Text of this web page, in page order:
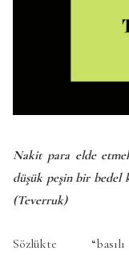
Nakit para elde
düşük peşin bir bedel
(Teverruk)
Sözlükte